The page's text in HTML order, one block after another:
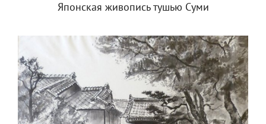
Японская живопись тушью Суми